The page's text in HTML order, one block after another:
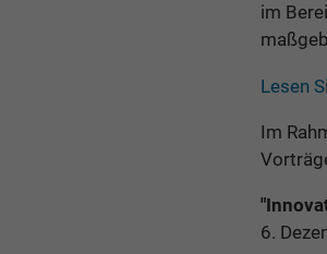
im
Lesen
Im
6.